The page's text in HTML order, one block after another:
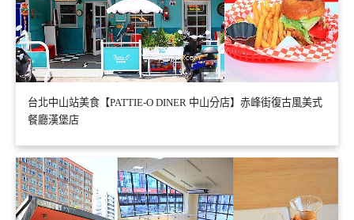
台北中山站美食【PATTIE-O DINER 中山分店】赤峰街復古風美式
餐廳漢堡店